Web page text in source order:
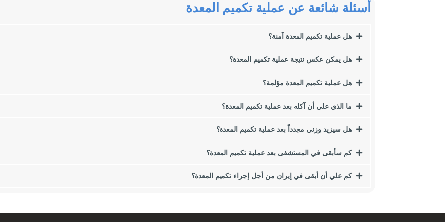
في هذا المقال نريد أن نتحدث عن إحدى أهم طرق إنقاص الوزن وهي جراحة المجازة المعدية لفقدان الوزن. في هذه المقالة سوف نقدم لكم أنواع جراحات
ما هي أسباب زيادة الوزن والسمنة؟
هل يصل الشخص إلى الوزن المطلوب بعد الجراحة؟
السمنة تعني التراكم الزائد للأنسجة الدهنية في أجزاء معينة من الجسم. وهي عبارة عن مجموعة من الأنسجة الدهنية في مناطق مختلفة مثل المعدة
أسئلة شائعة عن عملية تكميم المعدة
هل عملية تكميم المعدة آمنة؟
هل يمكن عكس نتيجة عملية تكميم المعدة؟
هل عملية تكميم المعدة مؤلمة؟
ما الذي علي أن آكله بعد عملية تكميم المعدة؟
هل سيزيد وزني مجدداً بعد عملية تكميم المعدة؟
كم سأبقى في المستشفى بعد عملية تكميم المعدة؟
كم علي أن أبقى في إيران من أجل إجراء تكميم المعدة؟